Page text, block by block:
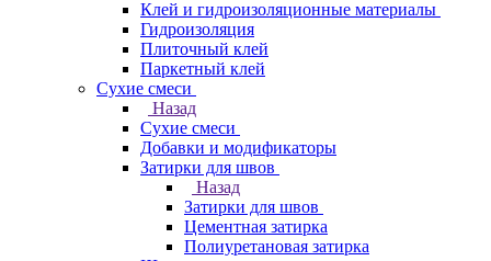
Клей и гидроизоляционные материалы
Гидроизоляция
Плиточный клей
Паркетный клей
Сухие смеси
Назад
Сухие смеси
Добавки и модификаторы
Затирки для швов
Назад
Затирки для швов
Цементная затирка
Полиуретановая затирка